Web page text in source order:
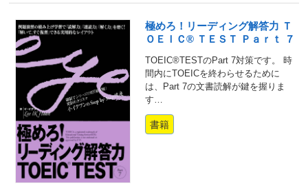
極めろ！リーディング解答力 Ｔ
ＯＥＩＣ® ＴＥＳＴ Ｐａｒｔ ７
TOEIC®TESTのPart 7対策です。 時
間内にTOEICを終わらせるために
は、Part 7の文書読解が鍵を握りま
す…
書籍